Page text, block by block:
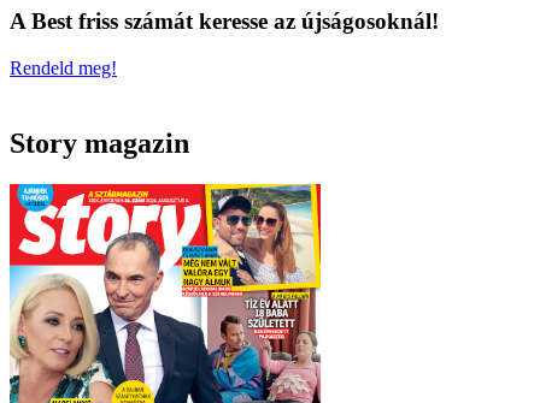
A Best friss számát keresse az újságosoknál!
Rendeld meg!
Story magazin